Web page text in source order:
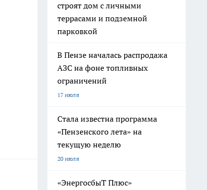
строят дом с личными
террасами и подземной
парковкой
В Пензе началась распродажа
АЗС на фоне топливных
ограничений
17 июля
Стала известна программа
«Пензенского лета» на
текущую неделю
20 июля
«ЭнергосбыТ Плюс»